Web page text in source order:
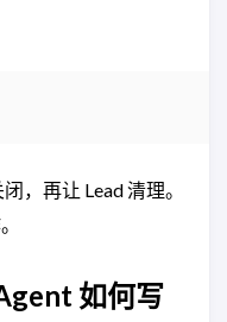
，再让 Lead 清理。
如何写